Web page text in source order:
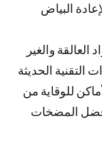
البياض
والغير
التقنية الحديثة
للوقاية من
أفضل المضخات